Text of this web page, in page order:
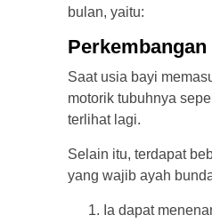
bulan, yaitu:
Saat usia bayi
motorik tubuhnya
terlihat lagi.
Selain itu, terdapat
yang wajib ayah
Ia dapat